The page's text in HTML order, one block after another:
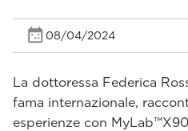
08/04/2024
La dottoressa Federica
fama internazionale,
esperienze con